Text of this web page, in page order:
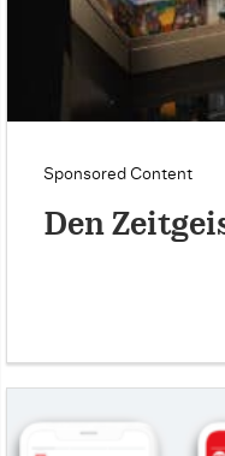
Sponsored Content
Den